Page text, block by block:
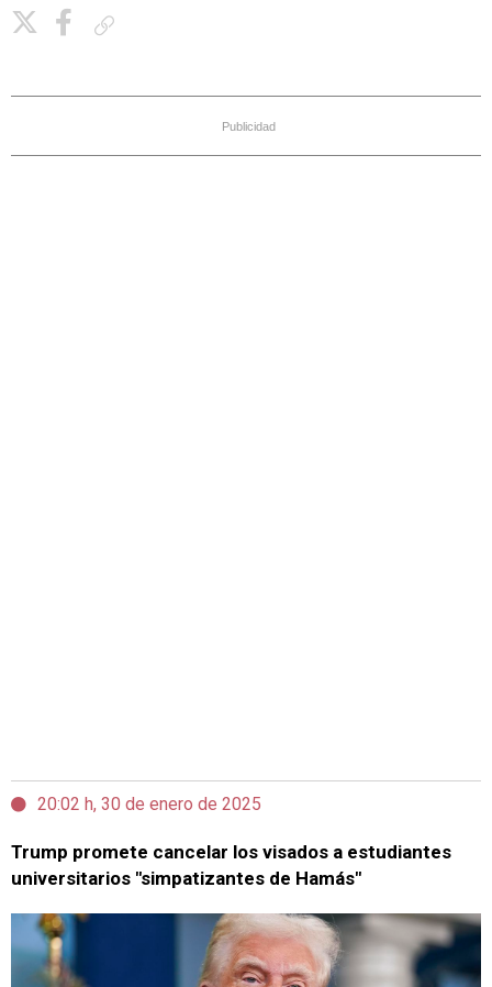
Publicidad
20:02 h, 30 de enero de 2025
Trump promete cancelar los visados a estudiantes
universitarios "simpatizantes de Hamás"